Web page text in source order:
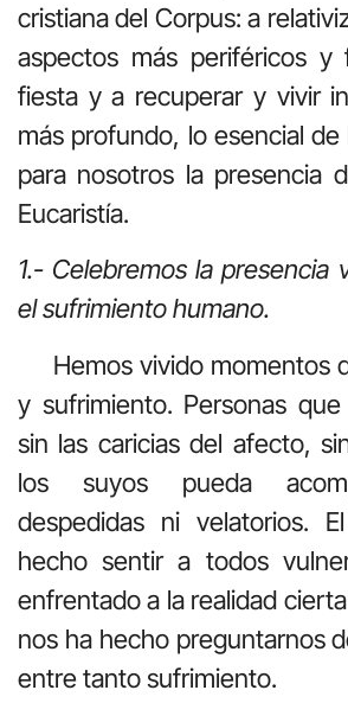
cristiana del Corpus: a
aspectos más periféricos y
fiesta y a recuperar y vivir
más profundo, lo esencial
para nosotros la presencia
Eucaristía.
1.- Celebremos la presencia
el sufrimiento humano.
Hemos vivido momentos
y sufrimiento. Personas
sin las caricias del afecto,
los suyos pueda
despedidas ni velatorios.
hecho sentir a todos
enfrentado a la realidad
nos ha hecho preguntarnos
entre tanto sufrimiento.